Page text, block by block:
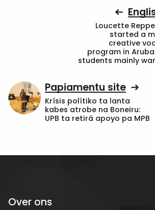
Loucette
started a
creative
program in
students mainly
Papiamentu site
Krísis polítiko ta lanta
kabes atrobe na Boneiru:
UPB ta retirá apoyo pa MPB
Over ons